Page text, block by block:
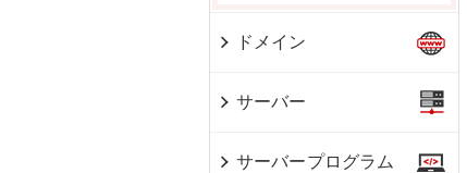
ドメイン
サーバー
サーバープログラム